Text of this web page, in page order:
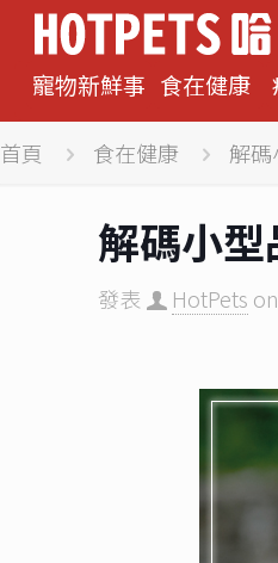
寵物新鮮事 食在健康
首頁 食在健康 解
解碼小
發表 HotPets on